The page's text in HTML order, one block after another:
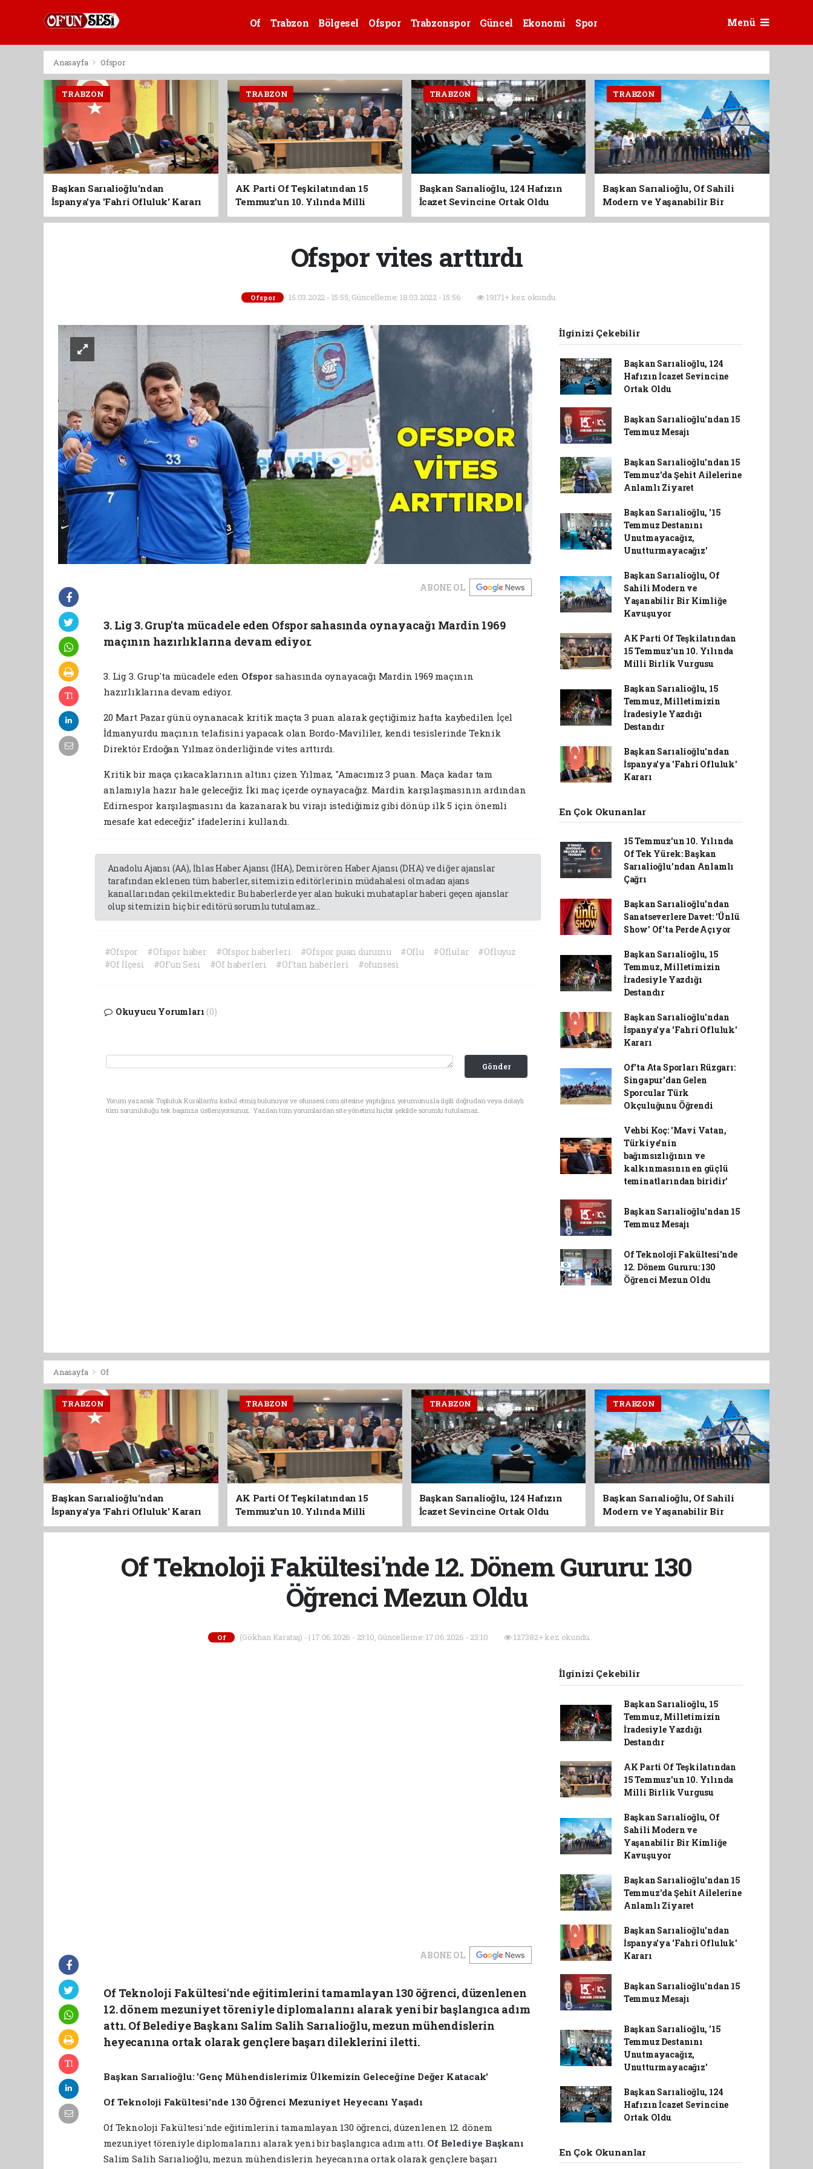
Of Trabzon Bölgesel Ofspor Trabzonspor Güncel Ekonomi Spor Menü
Anasayfa Ofspor
TRABZON
Başkan Sarıalioğlu'ndan
İspanya'ya 'Fahri Ofluluk' Kararı
TRABZON
AK Parti Of Teşkilatından 15
Temmuz'un 10. Yılında Milli
Birlik Vurgusu
TRABZON
Başkan Sarıalioğlu, 124 Hafızın
İcazet Sevincine Ortak Oldu
TRABZON
Başkan Sarıalioğlu, Of Sahili
Modern ve Yaşanabilir Bir
Kimliğe Kavuşuyor
Ofspor vites arttırdı
Ofspor 15.03.2022 - 15:55, Güncelleme: 18.03.2022 - 15:56 19171+ kez okundu.
ABONE OL
3. Lig 3. Grup'ta mücadele eden Ofspor sahasında oynayacağı Mardin 1969
maçının hazırlıklarına devam ediyor.
3. Lig 3. Grup'ta mücadele eden Ofspor sahasında oynayacağı Mardin 1969 maçının
hazırlıklarına devam ediyor.
20 Mart Pazar günü oynanacak kritik maçta 3 puan alarak geçtiğimiz hafta kaybedilen İçel
İdmanyurdu maçının telafisini yapacak olan Bordo-Mavililer, kendi tesislerinde Teknik
Direktör Erdoğan Yılmaz önderliğinde vites arttırdı.
Kritik bir maça çıkacaklarının altını çizen Yılmaz, "Amacımız 3 puan. Maça kadar tam
anlamıyla hazır hale geleceğiz. İki maç içerde oynayacağız. Mardin karşılaşmasının ardından
Edirnespor karşılaşmasını da kazanarak bu virajı istediğimiz gibi dönüp ilk 5 için önemli
mesafe kat edeceğiz" ifadelerini kullandı.
Anadolu Ajansı (AA), İhlas Haber Ajansı (İHA), Demirören Haber Ajansı (DHA) ve diğer ajanslar
tarafından eklenen tüm haberler, sitemizin editörlerinin müdahalesi olmadan ajans
kanallarından çekilmektedir. Bu haberlerde yer alan hukuki muhataplar haberi geçen ajanslar
olup sitemizin hiç bir editörü sorumlu tutulamaz...
#Ofspor #Ofspor haber #Ofspor haberleri #Ofspor puan durumu #Oflu #Oflular
#Ofluyuz
#Of İlçesi
#Of'un Sesi #Of haberleri #Of'tan haberleri #ofunsesi
Okuyucu Yorumları (0)
Gönder
Yorum yazarak Topluluk Kuralları’nı kabul etmiş bulunuyor ve ofunsesi.com sitesine yaptığınız yorumunuzla ilgili doğrudan veya dolaylı
tüm sorumluluğu tek başınıza üstleniyorsunuz. Yazılan tüm yorumlardan site yönetimi hiçbir şekilde sorumlu tutulamaz.
İlginizi Çekebilir
Başkan Sarıalioğlu, 124
Hafızın İcazet Sevincine
Ortak Oldu
Başkan Sarıalioğlu'ndan 15
Temmuz Mesajı
Başkan Sarıalioğlu'ndan 15
Temmuz'da Şehit Ailelerine
Anlamlı Ziyaret
Başkan Sarıalioğlu, '15
Temmuz Destanını
Unutmayacağız,
Unutturmayacağız'
Başkan Sarıalioğlu, Of
Sahili Modern ve
Yaşanabilir Bir Kimliğe
Kavuşuyor
AK Parti Of Teşkilatından
15 Temmuz'un 10. Yılında
Milli Birlik Vurgusu
Başkan Sarıalioğlu, 15
Temmuz, Milletimizin
İradesiyle Yazdığı
Destandır
Başkan Sarıalioğlu'ndan
İspanya'ya 'Fahri Ofluluk'
Kararı
En Çok Okunanlar
15 Temmuz'un 10. Yılında
Of Tek Yürek: Başkan
Sarıalioğlu'ndan Anlamlı
Çağrı
Başkan Sarıalioğlu'ndan
Sanatseverlere Davet: 'Ünlü
Show' Of'ta Perde Açıyor
Başkan Sarıalioğlu, 15
Temmuz, Milletimizin
İradesiyle Yazdığı
Destandır
Başkan Sarıalioğlu'ndan
İspanya'ya 'Fahri Ofluluk'
Kararı
Of'ta Ata Sporları Rüzgarı:
Singapur'dan Gelen
Sporcular Türk
Okçuluğunu Öğrendi
Vehbi Koç: 'Mavi Vatan,
Türkiye'nin
bağımsızlığının ve
kalkınmasının en güçlü
teminatlarından biridir'
Başkan Sarıalioğlu'ndan 15
Temmuz Mesajı
Of Teknoloji Fakültesi'nde
12. Dönem Gururu: 130
Öğrenci Mezun Oldu
Anasayfa Of
TRABZON
Başkan Sarıalioğlu'ndan
İspanya'ya 'Fahri Ofluluk' Kararı
TRABZON
AK Parti Of Teşkilatından 15
Temmuz'un 10. Yılında Milli
Birlik Vurgusu
TRABZON
Başkan Sarıalioğlu, 124 Hafızın
İcazet Sevincine Ortak Oldu
TRABZON
Başkan Sarıalioğlu, Of Sahili
Modern ve Yaşanabilir Bir
Kimliğe Kavuşuyor
Of Teknoloji Fakültesi'nde 12. Dönem Gururu: 130
Öğrenci Mezun Oldu
Of (Gökhan Karataş) - | 17.06.2026 - 23:10, Güncelleme: 17.06.2026 - 23:10 127382+ kez okundu.
ABONE OL
Of Teknoloji Fakültesi'nde eğitimlerini tamamlayan 130 öğrenci, düzenlenen
12. dönem mezuniyet töreniyle diplomalarını alarak yeni bir başlangıca adım
attı. Of Belediye Başkanı Salim Salih Sarıalioğlu, mezun mühendislerin
heyecanına ortak olarak gençlere başarı dileklerini iletti.
Başkan Sarıalioğlu: 'Genç Mühendislerimiz Ülkemizin Geleceğine Değer Katacak'
Of Teknoloji Fakültesi'nde 130 Öğrenci Mezuniyet Heyecanı Yaşadı
Of Teknoloji Fakültesi'nde eğitimlerini tamamlayan 130 öğrenci, düzenlenen 12. dönem
mezuniyet töreniyle diplomalarını alarak yeni bir başlangıca adım attı. Of Belediye Başkanı
Salim Salih Sarıalioğlu, mezun mühendislerin heyecanına ortak olarak gençlere başarı
İlginizi Çekebilir
Başkan Sarıalioğlu, 15
Temmuz, Milletimizin
İradesiyle Yazdığı
Destandır
AK Parti Of Teşkilatından
15 Temmuz'un 10. Yılında
Milli Birlik Vurgusu
Başkan Sarıalioğlu, Of
Sahili Modern ve
Yaşanabilir Bir Kimliğe
Kavuşuyor
Başkan Sarıalioğlu'ndan 15
Temmuz'da Şehit Ailelerine
Anlamlı Ziyaret
Başkan Sarıalioğlu'ndan
İspanya'ya 'Fahri Ofluluk'
Kararı
Başkan Sarıalioğlu'ndan 15
Temmuz Mesajı
Başkan Sarıalioğlu, '15
Temmuz Destanını
Unutmayacağız,
Unutturmayacağız'
Başkan Sarıalioğlu, 124
Hafızın İcazet Sevincine
Ortak Oldu
En Çok Okunanlar